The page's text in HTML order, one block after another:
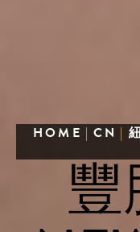
HOME | CN |